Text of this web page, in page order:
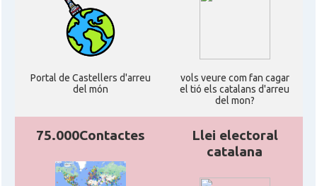
Portal de Castellers d'arreu
del món
vols veure com fan cagar
el tió els catalans d'arreu
del mon?
75.000Contactes
Llei electoral
catalana